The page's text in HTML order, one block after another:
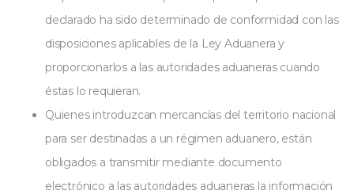
declarado ha sido determinado de conformidad con las
disposiciones aplicables de la Ley Aduanera y
proporcionarlos a las autoridades aduaneras cuando
éstas lo requieran.
Quienes introduzcan mercancías del territorio nacional
para ser destinadas a un régimen aduanero, están
obligados a transmitir mediante documento
electrónico a las autoridades aduaneras la información